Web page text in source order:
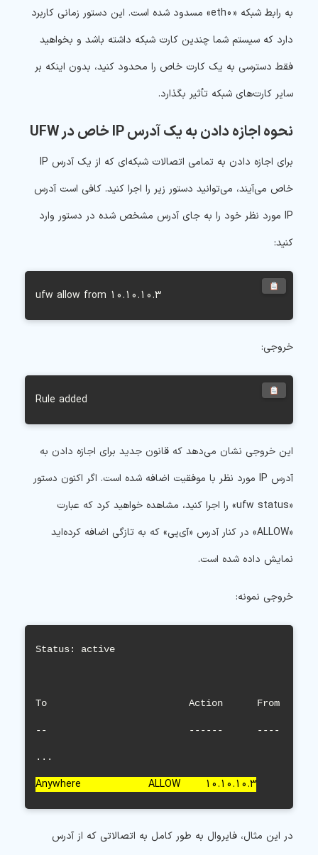
به رابط شبکه «eth0» مسدود شده است. این دستور زمانی کاربرد
دارد که سیستم شما چندین کارت شبکه داشته باشد و بخواهید
فقط دسترسی به یک کارت خاص را محدود کنید، بدون اینکه بر
سایر کارت‌های شبکه تأثیر بگذارد.
نحوه اجازه دادن به یک آدرس IP خاص در UFW
برای اجازه دادن به تمامی اتصالات شبکه‌ای که از یک آدرس IP
خاص می‌آیند، می‌توانید دستور زیر را اجرا کنید. کافی است آدرس
IP مورد نظر خود را به جای آدرس مشخص شده در دستور وارد
کنید:
ufw allow from 10.10.10.3
خروجی:
Rule added
این خروجی نشان می‌دهد که قانون جدید برای اجازه دادن به
آدرس IP مورد نظر با موفقیت اضافه شده است. اگر اکنون دستور
«ufw status» را اجرا کنید، مشاهده خواهید کرد که عبارت
«ALLOW» در کنار آدرس «آی‌پی» که به تازگی اضافه کرده‌اید
نمایش داده شده است.
خروجی نمونه:
Status: active
To                         Action      From
--                         ------      ----
Anywhere                   ALLOW       10.10.10.3
در این مثال، فایروال به طور کامل به اتصالاتی که از آدرس